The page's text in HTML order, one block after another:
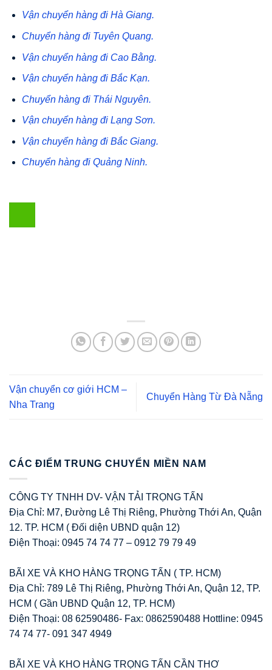
Vận chuyển hàng đi Hà Giang.
Chuyển hàng đi Tuyên Quang.
Vận chuyển hàng đi Cao Bằng.
Vận chuyển hàng đi Bắc Kạn.
Chuyển hàng đi Thái Nguyên.
Vận chuyển hàng đi Lạng Sơn.
Vận chuyển hàng đi Bắc Giang.
Chuyển hàng đi Quảng Ninh.
Vận chuyển cơ giới HCM –
Nha Trang
Chuyển Hàng Từ Đà Nẵng
CÁC ĐIỂM TRUNG CHUYỂN MIỀN NAM
CÔNG TY TNHH DV- VẬN TẢI TRỌNG TẤN
Địa Chỉ: M7, Đường Lê Thị Riêng, Phường Thới An, Quận
12. TP. HCM ( Đối diện UBND quận 12)
Điện Thoại: 0945 74 74 77 – 0912 79 79 49
BÃI XE VÀ KHO HÀNG TRỌNG TẤN ( TP. HCM)
Địa Chỉ: 789 Lê Thị Riêng, Phường Thới An, Quận 12, TP.
HCM ( Gần UBND Quận 12, TP. HCM)
Điện Thoại: 08 62590486- Fax: 0862590488 Hottline: 0945
74 74 77- 091 347 4949
BÃI XE VÀ KHO HÀNG TRỌNG TẤN CẦN THƠ